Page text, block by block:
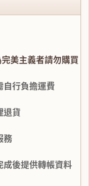
美主義者請勿購買
自行負擔運費
退貨
務
成後提供轉帳資料